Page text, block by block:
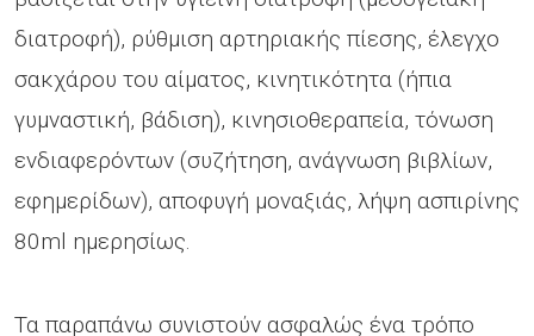
διατροφή), ρύθμιση αρτηριακής πίεσης, έλεγχο
σακχάρου του αίματος, κινητικότητα (ήπια
γυμναστική, βάδιση), κινησιοθεραπεία, τόνωση
ενδιαφερόντων (συζήτηση, ανάγνωση βιβλίων,
εφημερίδων), αποφυγή μοναξιάς, λήψη ασπιρίνης
80ml ημερησίως.
Τα παραπάνω συνιστούν ασφαλώς ένα τρόπο